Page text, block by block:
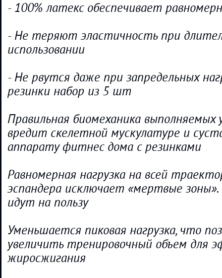
- 100% латекс обеспечивает
- Не теряют эластичность при
использовании
- Не рвутся даже при запредельных
резинки набор из 5 шт
Правильная биомеханика выполняемых
вредит скелетной мускулатуре и
аппарату фитнес дома с резинками
Равномерная нагрузка на всей
эспандера исключает «мертвые
идут на пользу
Уменьшается пиковая нагрузка, что
увеличить тренировочный объем для
жиросжигания